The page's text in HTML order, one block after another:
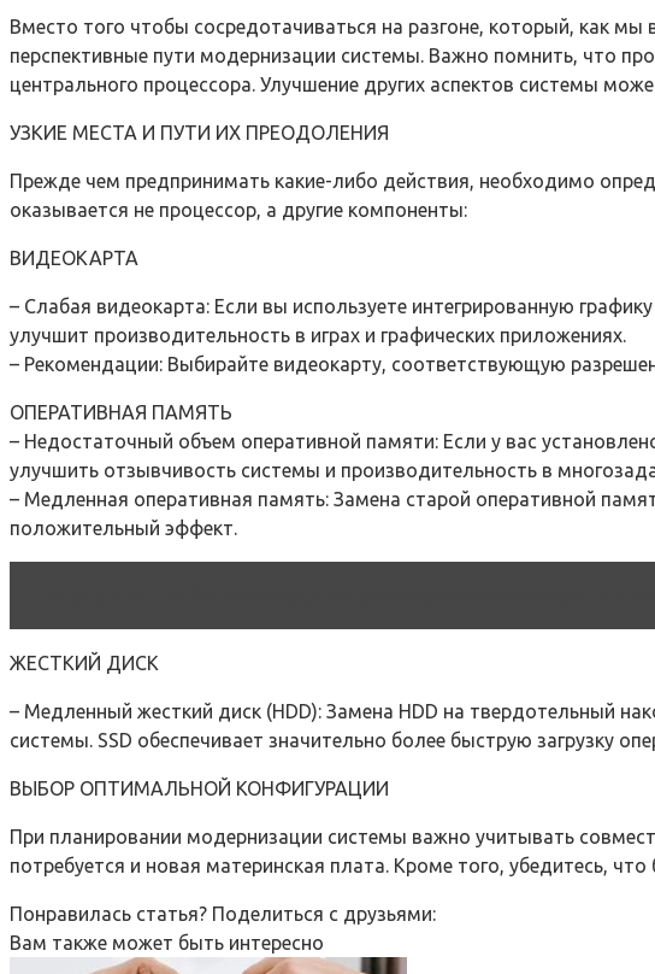
Вместо того чтобы сосредотачиваться на разгоне, который, как
перспективные пути модернизации системы. Важно помнить, что
центрального процессора. Улучшение других аспектов системы
УЗКИЕ МЕСТА И ПУТИ ИХ ПРЕОДОЛЕНИЯ
Прежде чем предпринимать какие-либо действия, необходимо
оказывается не процессор, а другие компоненты:
ВИДЕОКАРТА
– Слабая видеокарта: Если вы используете интегрированную
улучшит производительность в играх и графических приложениях.
– Рекомендации: Выбирайте видеокарту, соответствующую
ОПЕРАТИВНАЯ ПАМЯТЬ
– Недостаточный объем оперативной памяти: Если у вас
улучшить отзывчивость системы и производительность в
– Медленная оперативная память: Замена старой оперативной
положительный эффект.
ЖЕСТКИЙ ДИСК
– Медленный жесткий диск (HDD): Замена HDD на твердотельный
системы. SSD обеспечивает значительно более быструю загрузку
ВЫБОР ОПТИМАЛЬНОЙ КОНФИГУРАЦИИ
При планировании модернизации системы важно учитывать
потребуется и новая материнская плата. Кроме того, убедитесь,
Понравилась статья? Поделиться с друзьями:
Вам также может быть интересно